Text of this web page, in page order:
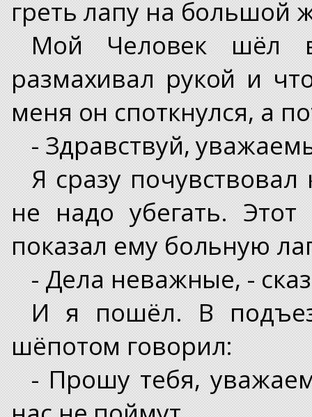
греть лапу на большой
Мой Человек шёл
размахивал рукой и
меня он споткнулся, а
- Здравствуй,
Я сразу
не надо убегать.
показал ему больную
- Дела неважные, -
И я пошёл. В
шёпотом говорил:
- Прошу тебя,